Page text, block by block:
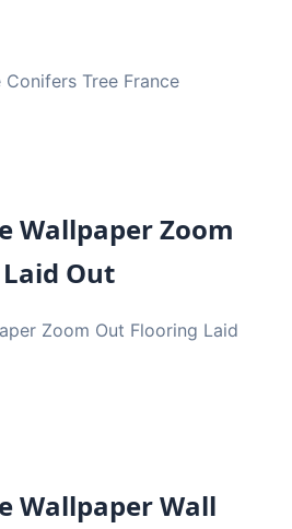
Tree France
Wallpaper Zoom
Out
Zoom Out Flooring Laid
Wallpaper Wall